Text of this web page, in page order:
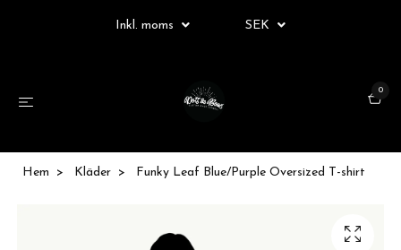
Inkl. moms SEK
0
Hem Kläder Funky Leaf Blue/Purple Oversized T-shirt